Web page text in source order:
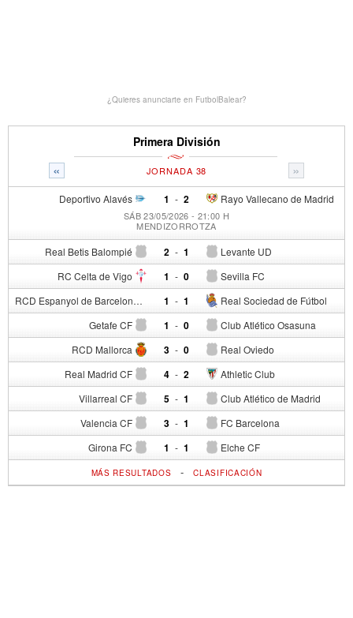
¿Quieres anunciarte en FutbolBalear?
Primera División
« »
JORNADA 38
Deportivo Alavés 1 - Rayo Vallecano de Madrid
2
SÁB 23/05/2026 - 21:00 H
MENDIZORROTZA
Real Betis Balompié 2 - Levante UD
1
RC Celta de Vigo 1 - Sevilla FC
0
RCD Espanyol de Barcelona 1 - Real Sociedad de Fútbol
1
Getafe CF 1 - Club Atlético Osasuna
0
RCD Mallorca 3 - Real Oviedo
0
Real Madrid CF 4 - Athletic Club
2
Villarreal CF 5 - Club Atlético de Madrid
1
Valencia CF 3 - FC Barcelona
1
Girona FC 1 - Elche CF
1
MÁS RESULTADOS -CLASIFICACIÓN